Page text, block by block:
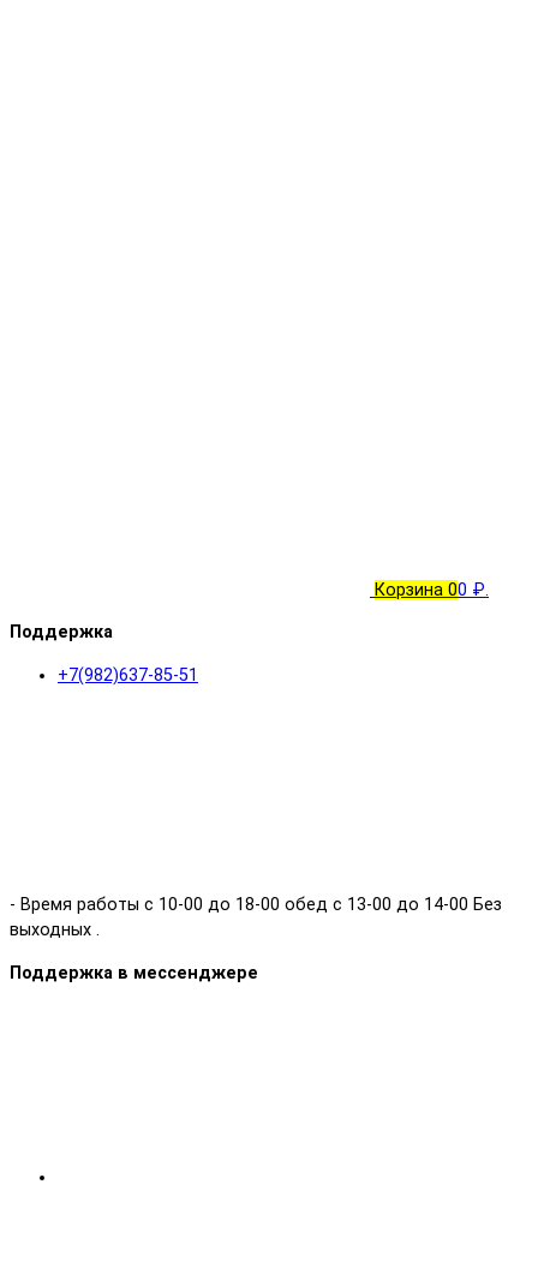
Корзина 00 ₽.
Поддержка
+7(982)637-85-51
- Время работы с 10-00 до 18-00 обед с 13-00 до 14-00 Без
выходных .
Поддержка в мессенджере